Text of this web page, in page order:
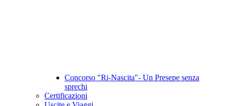
Concorso "Ri-Nascita"- Un Presepe senza
sprechi
Certificazioni